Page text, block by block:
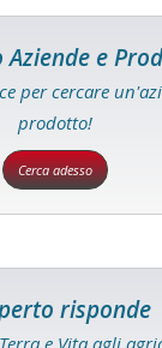
Aziende e
per cercare
prodotto!
Cerca adesso
risponde